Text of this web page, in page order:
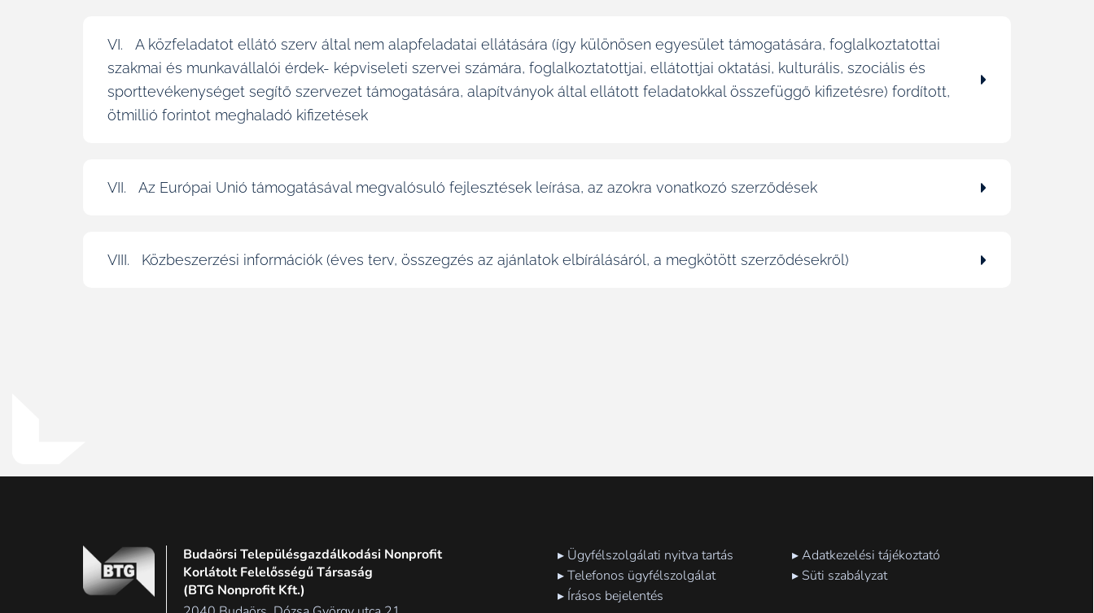
VI. A közfeladatot ellátó szerv által nem alapfeladatai ellátására (így különösen egyesület támogatására, foglalkoztatottai
szakmai és munkavállalói érdek- képviseleti szervei számára, foglalkoztatottjai, ellátottjai oktatási, kulturális, szociális és
sporttevékenységet segítő szervezet támogatására, alapítványok által ellátott feladatokkal összefüggő kifizetésre) fordított,
ötmillió forintot meghaladó kifizetések
VII. Az Európai Unió támogatásával megvalósuló fejlesztések leírása, az azokra vonatkozó szerződések
VIII. Közbeszerzési információk (éves terv, összegzés az ajánlatok elbírálásáról, a megkötött szerződésekről)
Budaörsi Településgazdálkodási Nonprofit
Korlátolt Felelősségű Társaság
(BTG Nonprofit Kft.)
▸ Ügyfélszolgálati nyitva tartás
▸ Telefonos ügyfélszolgálat
▸ Írásos bejelentés
▸ Adatkezelési tájékoztató
▸ Süti szabályzat